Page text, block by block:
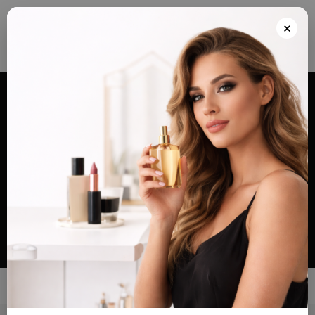
Envios grátis a partir de 100€ para Portugal e Continental e Península Espanhola
ou Levante e pague as suas encomendas nas nossas instalações em Almada
após realizar o seu pedido(indicar no final do pedido)
×